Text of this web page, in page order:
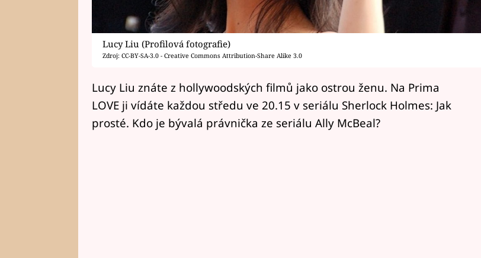
Lucy Liu (Profilová fotografie)
Zdroj: CC-BY-SA-3.0 - Creative Commons Attribution-Share Alike 3.0
Lucy Liu znáte z hollywoodských filmů jako ostrou ženu. Na Prima
LOVE ji vídáte každou středu ve 20.15 v seriálu Sherlock Holmes: Jak
prosté. Kdo je bývalá právnička ze seriálu Ally McBeal?